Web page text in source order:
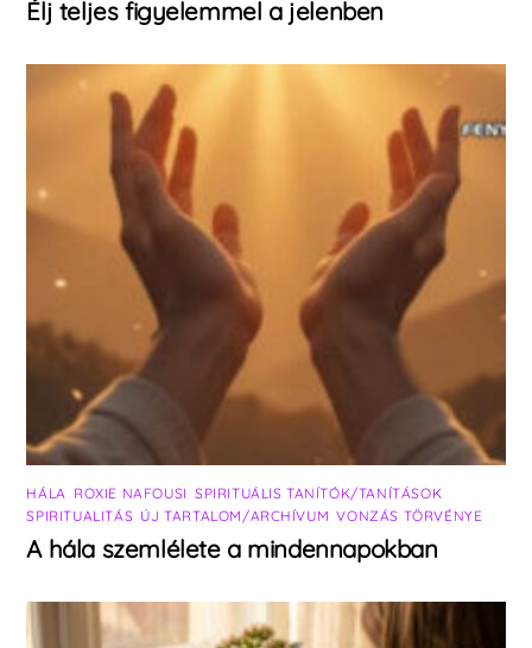
Élj teljes figyelemmel a jelenben
HÁLA ROXIE NAFOUSI SPIRITUÁLIS TANÍTÓK/TANÍTÁSOK
SPIRITUALITÁS ÚJ TARTALOM/ARCHÍVUM ,VONZÁS TÖRVÉNYE
A hála szemlélete a mindennapokban